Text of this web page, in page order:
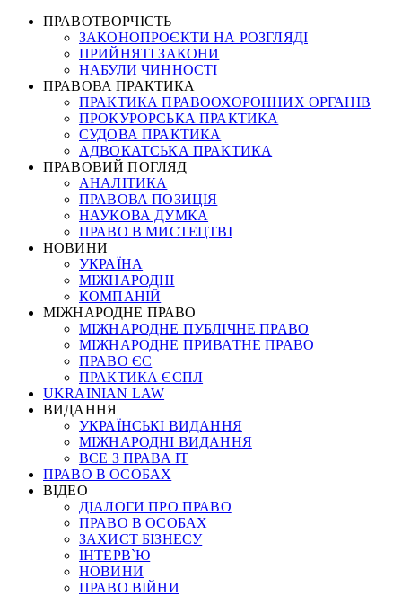
ПРАВОТВОРЧІСТЬ
ЗАКОНОПРОЄКТИ НА РОЗГЛЯДІ
ПРИЙНЯТІ ЗАКОНИ
НАБУЛИ ЧИННОСТІ
ПРАВОВА ПРАКТИКА
ПРАКТИКА ПРАВООХОРОННИХ ОРГАНІВ
ПРОКУРОРСЬКА ПРАКТИКА
СУДОВА ПРАКТИКА
АДВОКАТСЬКА ПРАКТИКА
ПРАВОВИЙ ПОГЛЯД
АНАЛІТИКА
ПРАВОВА ПОЗИЦІЯ
НАУКОВА ДУМКА
ПРАВО В МИСТЕЦТВІ
НОВИНИ
УКРАЇНА
МІЖНАРОДНІ
КОМПАНІЙ
МІЖНАРОДНЕ ПРАВО
МІЖНАРОДНЕ ПУБЛІЧНЕ ПРАВО
МІЖНАРОДНЕ ПРИВАТНЕ ПРАВО
ПРАВО ЄС
ПРАКТИКА ЄСПЛ
UKRAINIAN LAW
ВИДАННЯ
УКРАЇНСЬКІ ВИДАННЯ
МІЖНАРОДНІ ВИДАННЯ
ВСЕ З ПРАВА ІТ
ПРАВО В ОСОБАХ
ВІДЕО
ДІАЛОГИ ПРО ПРАВО
ПРАВО В ОСОБАХ
ЗАХИСТ БІЗНЕСУ
ІНТЕРВ`Ю
НОВИНИ
ПРАВО ВІЙНИ